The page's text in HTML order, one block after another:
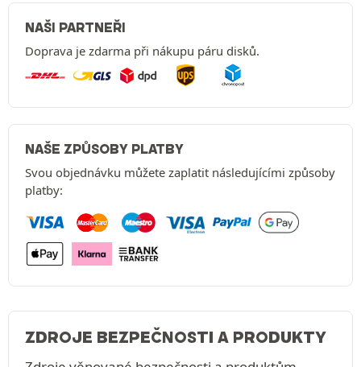
NAŠI PARTNEŘI
Doprava je zdarma při nákupu páru disků.
NAŠE ZPŮSOBY PLATBY
Svou objednávku můžete zaplatit následujícími způsoby
platby:
ZDROJE BEZPEČNOSTI A PRODUKTY